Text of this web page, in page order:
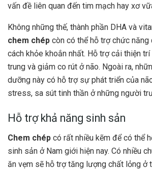
vấn đề liên quan đến tim mạch hay xơ
Không những thế, thành phần DHA và
chem chép còn có thể hỗ trợ chức năng
cách khỏe khoắn nhất. Hỗ trợ cải thiện
trung và giảm co rút ở não. Ngoài ra,
dưỡng này có hỗ trợ sự phát triển của
stress, sa sút tinh thần ở những người
Hỗ trợ khả năng sinh sản
Chem chép có rất nhiều kẽm để có thể
sinh sản ở Nam giới hiện nay. Có nhiều
ăn vẹm sẽ hỗ trợ tăng lượng chất lỏng ở